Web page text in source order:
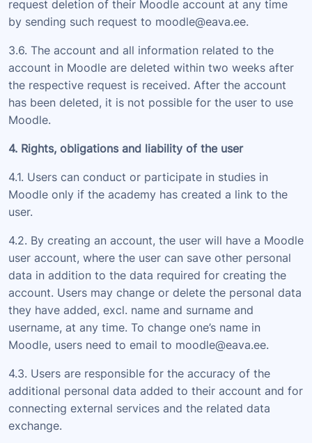
request deletion of their Moodle account at any time
by sending such request to moodle@eava.ee.
3.6. The account and all information related to the
account in Moodle are deleted within two weeks after
the respective request is received. After the account
has been deleted, it is not possible for the user to use
Moodle.
4. Rights, obligations and liability of the user
4.1. Users can conduct or participate in studies in
Moodle only if the academy has created a link to the
user.
4.2. By creating an account, the user will have a Moodle
user account, where the user can save other personal
data in addition to the data required for creating the
account. Users may change or delete the personal data
they have added, excl. name and surname and
username, at any time. To change one’s name in
Moodle, users need to email to moodle@eava.ee.
4.3. Users are responsible for the accuracy of the
additional personal data added to their account and for
connecting external services and the related data
exchange.